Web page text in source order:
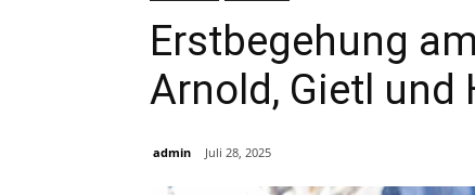
Erstbegehung
Arnold, Gietl und
admin Juli 28, 2025